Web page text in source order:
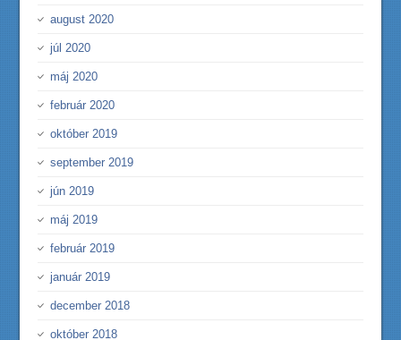
august 2020
júl 2020
máj 2020
február 2020
október 2019
september 2019
jún 2019
máj 2019
február 2019
január 2019
december 2018
október 2018